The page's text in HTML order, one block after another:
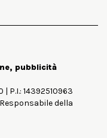
pubblicità
P.I.: 14392510963
della